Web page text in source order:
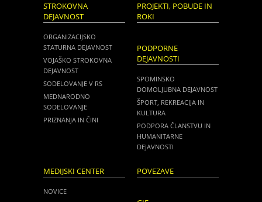
STROKOVNA
DEJAVNOST
ORGANIZACIJSKO
STATURNA DEJAVNOST
VOJAŠKO STROKOVNA
DEJAVNOST
SODELOVANJE V RS
MEDNARODNO
SODELOVANJE
PRIZNANJA IN ČINI
PROJEKTI, POBUDE IN
ROKI
PODPORNE
DEJAVNOSTI
SPOMINSKO
DOMOLJUBNA DEJAVNOST
ŠPORT, REKREACIJA IN
KULTURA
PODPORA ČLANSTVU IN
HUMANITARNE
DEJAVNOSTI
MEDIJSKI CENTER
NOVICE
POVEZAVE